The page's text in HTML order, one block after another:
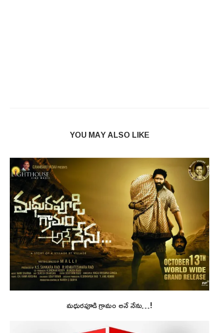
YOU MAY ALSO LIKE
మధురపూడి గ్రామం అనే నేను…!